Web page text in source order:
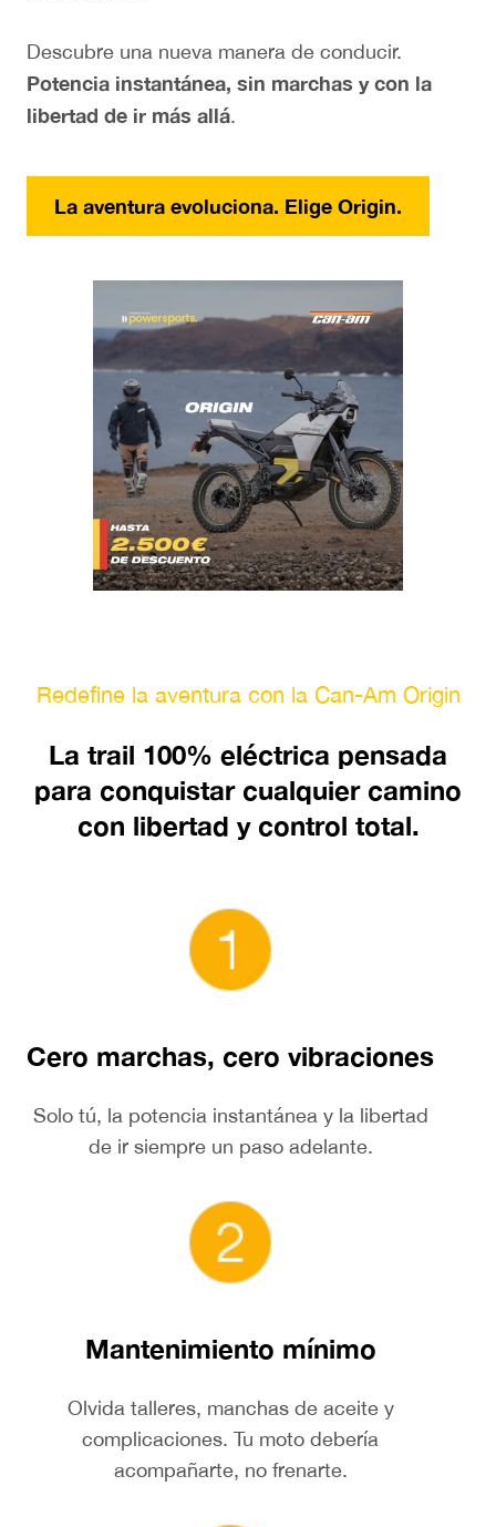
Descubre una nueva manera de conducir.
Potencia instantánea, sin marchas y con la
libertad de ir más allá.
La aventura evoluciona. Elige Origin.
Redefine la aventura con la Can-Am Origin
La trail 100% eléctrica pensada
para conquistar cualquier camino
con libertad y control total.
Cero marchas, cero vibraciones
Solo tú, la potencia instantánea y la libertad
de ir siempre un paso adelante.
Mantenimiento mínimo
Olvida talleres, manchas de aceite y
complicaciones. Tu moto debería
acompañarte, no frenarte.